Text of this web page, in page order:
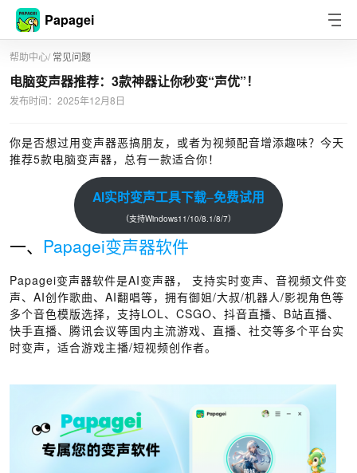
Papagei
帮助中心/常见问题
电脑变声器推荐：3款神器让你秒变“声优”！
发布时间：2025年12月8日
你是否想过用变声器恶搞朋友，或者为视频配音增添趣味？今天
推荐5款电脑变声器，总有一款适合你！
AI实时变声工具下载–免费试用
（支持Windows11/10/8.1/8/7）
一、 Papagei变声器软件
Papagei变声器软件是AI变声器， 支持实时变声、音视频文件变
声、AI创作歌曲、AI翻唱等，拥有御姐/大叔/机器人/影视角色等
多个音色模版选择，支持LOL、CSGO、抖音直播、B站直播、
快手直播、腾讯会议等国内主流游戏、直播、社交等多个平台实
时变声，适合游戏主播/短视频创作者。